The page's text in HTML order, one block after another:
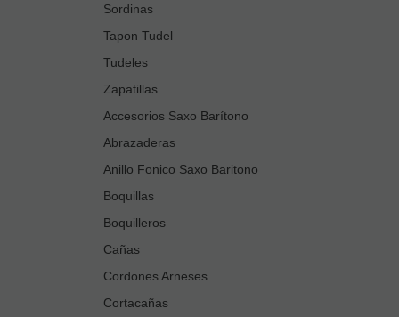
Sordinas
Tapon Tudel
Tudeles
Zapatillas
Accesorios Saxo Barítono
Abrazaderas
Anillo Fonico Saxo Baritono
Boquillas
Boquilleros
Cañas
Cordones Arneses
Cortacañas